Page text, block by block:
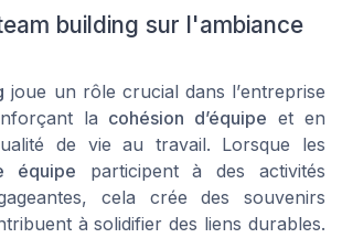
building sur l'ambiance
joue un rôle crucial dans l’entreprise
la cohésion d’équipe et en
de vie au travail. Lorsque les
équipe participent à desactivités
cela crée des souvenirs
à solidifier des liens durables.